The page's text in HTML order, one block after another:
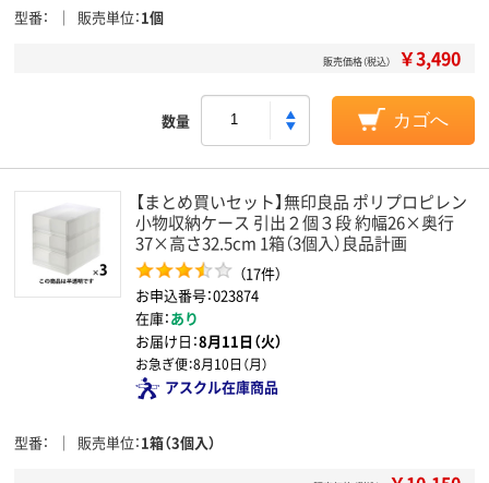
型番 販売単位 1個
販売価格（税込） ￥3,490
数量 カゴへ
【まとめ買いセット】無印良品 ポリプロピレン
小物収納ケース 引出２個３段 約幅26×奥行
37×高さ32.5cm 1箱（3個入）良品計画
（17件）
お申込番号：023874
在庫：あり
お届け日：8月11日（火）
お急ぎ便：8月10日（月）
アスクル在庫商品
型番 販売単位 1箱（3個入）